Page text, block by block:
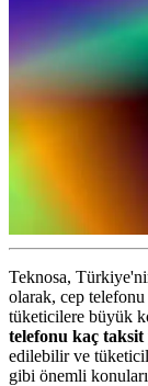
Teknosa,
olarak, cep
tüketicilere büyük
telefonu kaç taksit
edilebilir ve
gibi önemli